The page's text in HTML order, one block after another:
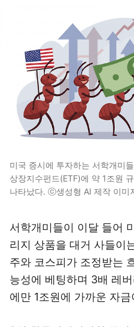
미국 증시에 투자하는 서학개미
상장지수펀드(ETF)에 약 1조원
나타났다. ⓒ생성형 AI 제작 이미
서학개미들이 이달 들어
리지 상품을 대거 사들이
주와 코스피가 조정받는
능성에 베팅하며 3배 레
에만 1조원에 가까운 자